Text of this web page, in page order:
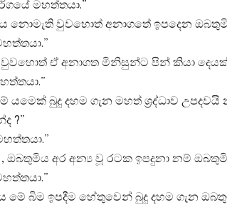
මහත්තයා.”
නොමැති වුවහොත් අනාගතේ ඉපදෙන
ඒ අනාගත මිනිසුන්ට පින් කියා දෙයක්
යමෙක් බුදු දහම ගැන මහත් ශ්‍රද්ධාව
?”
ඔබතුමිය අර අන්‍ය වූ රටක ඉපදුනා නම්
මේ බිම ඉපදීම හේතුවෙන් බුදු දහම ගැන